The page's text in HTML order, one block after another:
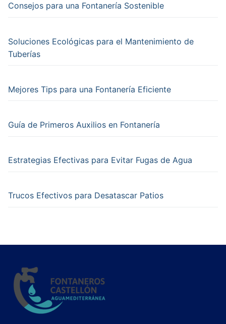
Consejos para una Fontanería Sostenible
Soluciones Ecológicas para el Mantenimiento de
Tuberías
Mejores Tips para una Fontanería Eficiente
Guía de Primeros Auxilios en Fontanería
Estrategias Efectivas para Evitar Fugas de Agua
Trucos Efectivos para Desatascar Patios